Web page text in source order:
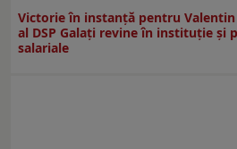
Victorie în instanță pentru
al DSP Galați revine în instituție și
salariale